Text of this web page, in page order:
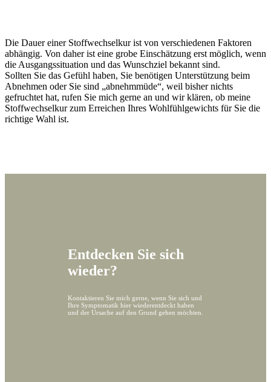
Die Dauer einer Stoffwechselkur ist von verschiedenen Faktoren
abhängig. Von daher ist eine grobe Einschätzung erst möglich, wenn
die Ausgangssituation und das Wunschziel bekannt sind.
Sollten Sie das Gefühl haben, Sie benötigen Unterstützung beim
Abnehmen oder Sie sind „abnehmmüde“, weil bisher nichts
gefruchtet hat, rufen Sie mich gerne an und wir klären, ob meine
Stoffwechselkur zum Erreichen Ihres Wohlfühlgewichts für Sie die
richtige Wahl ist.
Entdecken Sie sich
wieder?
Kontaktieren Sie mich gerne, wenn Sie sich und
Ihre Symptomatik hier wiederentdeckt haben
und der Ursache auf den Grund gehen möchten.